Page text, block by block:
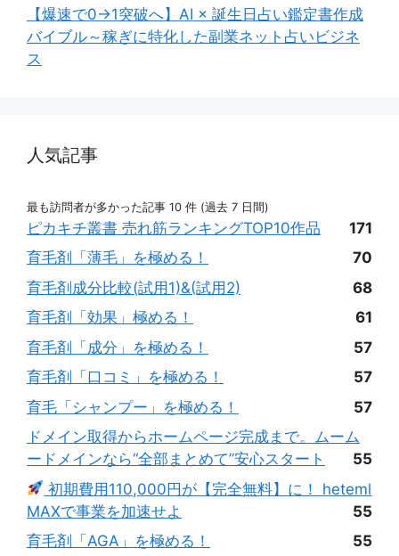
【爆速で0→1突破へ】AI × 誕生日占い鑑定書作成
バイブル～稼ぎに特化した副業ネット占いビジネ
ス
人気記事
最も訪問者が多かった記事 10 件 (過去 7 日間)
ピカキチ叢書 売れ筋ランキングTOP10作品
171
育毛剤「薄毛」を極める！
70
育毛剤成分比較(試用1)&(試用2)
68
育毛剤「効果」極める！
61
育毛剤「成分」を極める！
57
育毛剤「口コミ」を極める！
57
育毛「シャンプー」を極める！
57
ドメイン取得からホームページ完成まで。ムーム
ードメインなら“全部まとめて”安心スタート
55
初期費用110,000円が【完全無料】に！ heteml
MAXで事業を加速せよ
55
育毛剤「AGA」を極める！
55